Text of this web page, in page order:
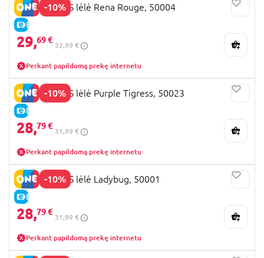
-10%
E-KAINA
MIRACULOUS lėlė Rena Rouge, 50004
29,69 €
32,99 €
Perkant papildomą prekę internetu
-10%
E-KAINA
MIRACULOUS lėlė Purple Tigress, 50023
28,79 €
31,99 €
Perkant papildomą prekę internetu
-10%
E-KAINA
MIRACULOUS lėlė Ladybug, 50001
28,79 €
31,99 €
Perkant papildomą prekę internetu